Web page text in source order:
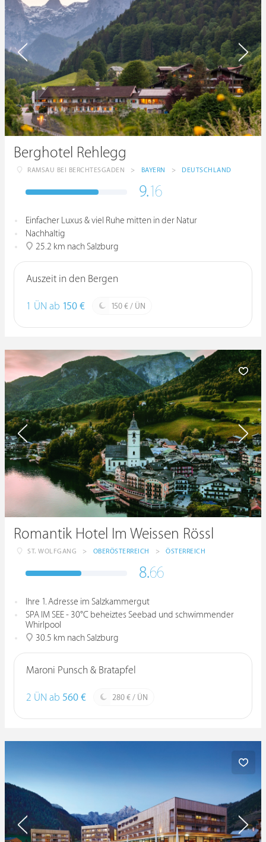
Berghotel Rehlegg
RAMSAU BEI BERCHTESGADEN > BAYERN > DEUTSCHLAND
9.16
Einfacher Luxus & viel Ruhe mitten in der Natur
Nachhaltig
25.2 km nach Salzburg
Auszeit in den Bergen
1 ÜN ab 150 € 150 € / ÜN
Romantik Hotel Im Weissen Rössl
ST. WOLFGANG > OBERÖSTERREICH > ÖSTERREICH
8.66
Ihre 1. Adresse im Salzkammergut
SPA IM SEE - 30°C beheiztes Seebad und schwimmender
Whirlpool
30.5 km nach Salzburg
Maroni Punsch & Bratapfel
2 ÜN ab 560 € 280 € / ÜN